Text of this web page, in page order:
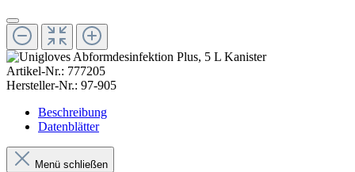
Artikel-Nr.: 777205
Hersteller-Nr.: 97-905
Beschreibung
Datenblätter
Menü schließen